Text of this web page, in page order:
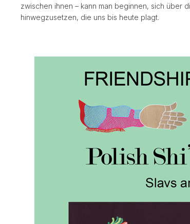
zwischen ihnen – kann man beginnen, sich über
hinwegzusetzen, die uns bis heute plagt.